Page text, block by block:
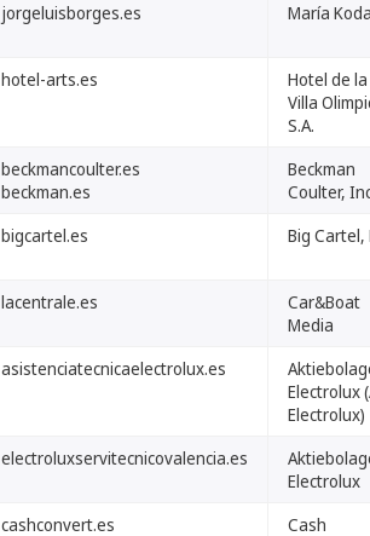
jorgeluisborges.es María
hotel-arts.es
Hotel de la
Villa
S.A.
beckmancoulter.es
beckman.es
Beckman
Coulter,
bigcartel.es Big Cartel,
lacentrale.es
Car&Boat
Media
asistenciatecnicaelectrolux.es
Electrolux
Electrolux)
electroluxservitecnicovalencia.es
Electrolux
cashconvert.es
Cash